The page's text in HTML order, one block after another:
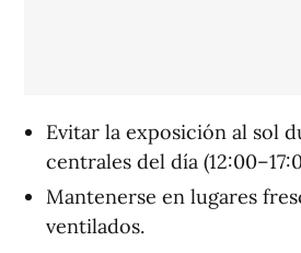
Evitar la exposición al sol
centrales del día
Mantenerse en lugares
ventilados.